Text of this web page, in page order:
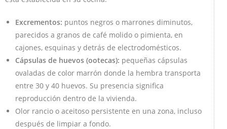
Excrementos: puntos negros o marrones diminutos,
parecidos a granos de café molido o pimienta, en
cajones, esquinas y detrás de electrodomésticos.
Cápsulas de huevos (ootecas): pequeñas cápsulas
ovaladas de color marrón donde la hembra transporta
entre 30 y 40 huevos. Su presencia significa
reproducción dentro de la vivienda.
Olor rancio o aceitoso persistente en una zona, incluso
después de limpiar a fondo.